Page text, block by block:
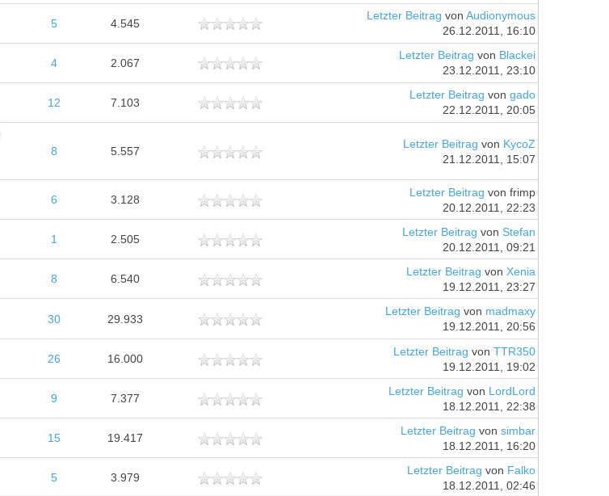
5 4.545
Letzter Beitrag von Audionymous
26.12.2011, 16:10
4 2.067
Letzter Beitrag von Blackei
23.12.2011, 23:10
12 7.103
Letzter Beitrag von gado
22.12.2011, 20:05
8 5.557
Letzter Beitrag von KycoZ
21.12.2011, 15:07
6 3.128
Letzter Beitrag von frimp
20.12.2011, 22:23
1 2.505
Letzter Beitrag von Stefan
20.12.2011, 09:21
8 6.540
Letzter Beitrag von Xenia
19.12.2011, 23:27
30 29.933
Letzter Beitrag von madmaxy
19.12.2011, 20:56
26 16.000
Letzter Beitrag von TTR350
19.12.2011, 19:02
9 7.377
Letzter Beitrag von LordLord
18.12.2011, 22:38
15 19.417
Letzter Beitrag von simbar
18.12.2011, 16:20
5 3.979
Letzter Beitrag von Falko
18.12.2011, 02:46